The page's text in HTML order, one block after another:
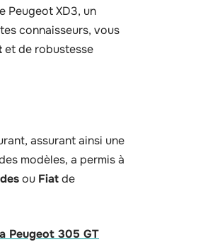
Peugeot XD3, un
connaisseurs, vous
et de robustesse
assurant ainsi une
modèles, a permis à
ou Fiatde
Peugeot 305 GT